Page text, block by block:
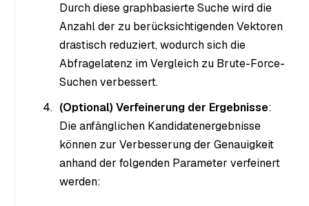
Durch diese graphbasierte Suche wird die
Anzahl der zu berücksichtigenden Vektoren
drastisch reduziert, wodurch sich die
Abfragelatenz im Vergleich zu Brute-Force-
Suchen verbessert.
(Optional) Verfeinerung der Ergebnisse:
Die anfänglichen Kandidatenergebnisse
können zur Verbesserung der Genauigkeit
anhand der folgenden Parameter verfeinert
werden: